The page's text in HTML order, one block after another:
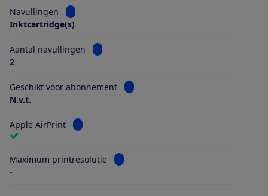
Navullingen
Bekijk informatie voor Navullingen
Inktcartridge(s)
Aantal navullingen
Bekijk informatie voor Aantal navullingen
2
Geschikt voor abonnement
Bekijk informatie voor Geschikt
N.v.t.
Apple AirPrint Bekijk informatie voor Apple AirPrint
Maximum printresolutie
Bekijk informatie voor Maximum
-